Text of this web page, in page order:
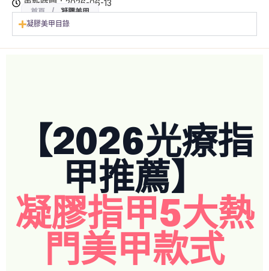
更新時間：2026-06-13
首頁 / 凝膠美甲
凝膠美甲目錄
【2026光療指
甲推薦】
凝膠指甲5大熱
門美甲款式